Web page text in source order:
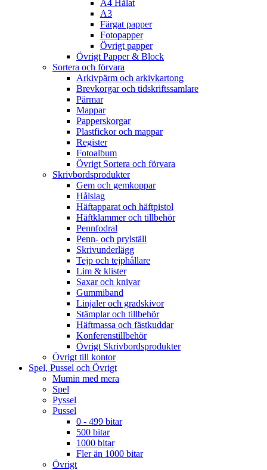
A4 Hålat
A3
Färgat papper
Fotopapper
Övrigt papper
Övrigt Papper & Block
Sortera och förvara
Arkivpärm och arkivkartong
Brevkorgar och tidskriftssamlare
Pärmar
Mappar
Papperskorgar
Plastfickor och mappar
Register
Fotoalbum
Övrigt Sortera och förvara
Skrivbordsprodukter
Gem och gemkoppar
Hålslag
Häftapparat och häftpistol
Häftklammer och tillbehör
Pennfodral
Penn- och prylställ
Skrivunderlägg
Tejp och tejphållare
Lim & klister
Saxar och knivar
Gummiband
Linjaler och gradskivor
Stämplar och tillbehör
Häftmassa och fästkuddar
Konferenstillbehör
Övrigt Skrivbordsprodukter
Övrigt till kontor
Spel, Pussel och Övrigt
Mumin med mera
Spel
Pyssel
Pussel
0 - 499 bitar
500 bitar
1000 bitar
Fler än 1000 bitar
Övrigt